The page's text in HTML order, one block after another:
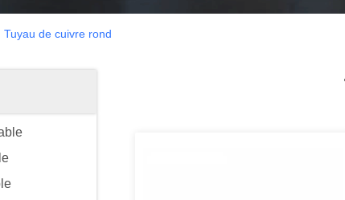
Tuyau de cuivre rond